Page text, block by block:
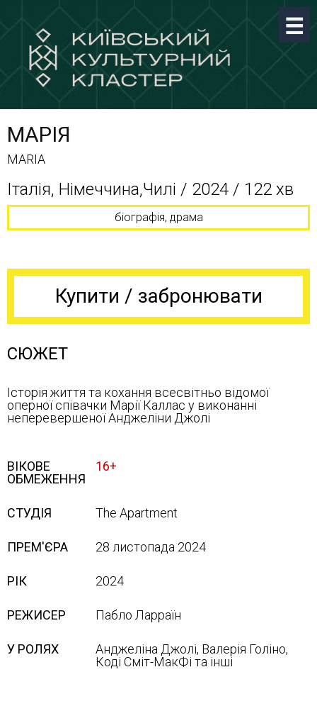
МАРІЯ
MARIA
Італія, Німеччина,Чилі / 2024 / 122 хв
біографія, драма
Купити / забронювати
СЮЖЕТ
Історія життя та кохання всесвітньо відомої
оперної співачки Марії Каллас у виконанні
неперевершеної Анджеліни Джолі
ВІКОВЕ
ОБМЕЖЕННЯ
16+
СТУДІЯ The Apartment
ПРЕМ'ЄРА 28 листопада 2024
РІК 2024
РЕЖИСЕР Пабло Ларраїн
У РОЛЯХ
Анджеліна Джолі, Валерія Голіно,
Коді Сміт-МакФі та інші